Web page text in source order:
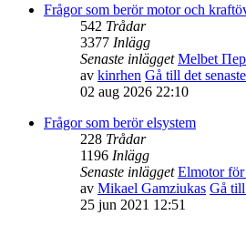
Frågor som berör motor och
542 Trådar
3377 Inlägg
Senaste inlägget Melbet
av kinrhen Gå till det
02 aug 2026 22:10
Frågor som berör elsystem
228 Trådar
1196 Inlägg
Senaste inlägget Elmotor
av Mikael Gamziukas Gå till
25 jun 2021 12:51